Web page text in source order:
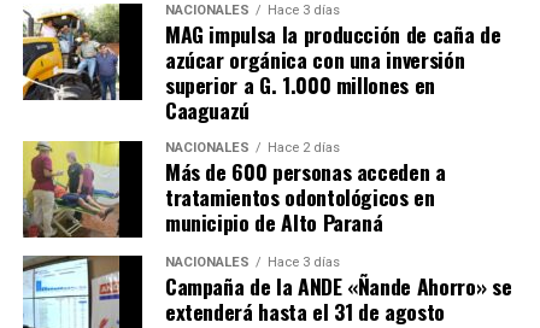
NACIONALES Hace 3 días
MAG impulsa la producción de caña de
azúcar orgánica con una inversión
superior a G. 1.000 millones en
Caaguazú
NACIONALES Hace 2 días
Más de 600 personas acceden a
tratamientos odontológicos en
municipio de Alto Paraná
NACIONALES Hace 3 días
Campaña de la ANDE «Ñande Ahorro» se
extenderá hasta el 31 de agosto